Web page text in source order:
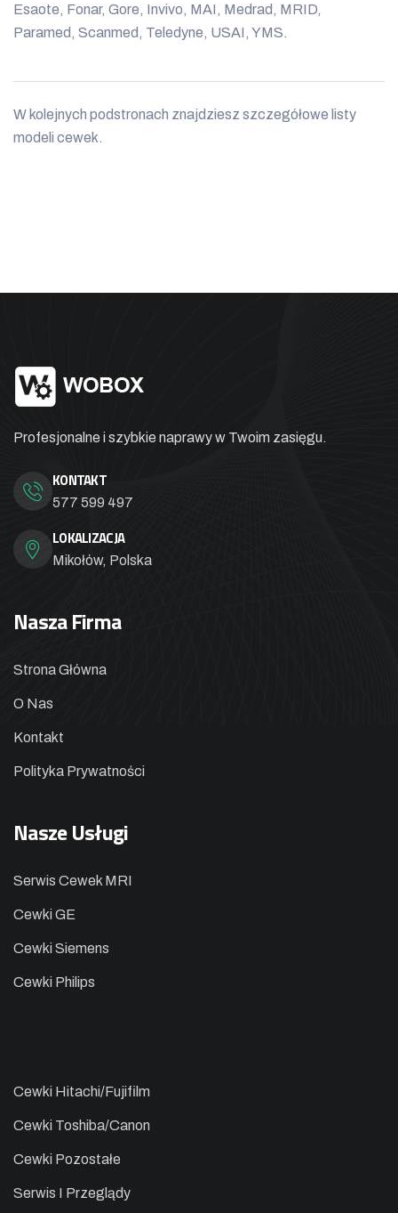
Esaote, Fonar, Gore, Invivo, MAI, Medrad, MRID,
Paramed, Scanmed, Teledyne, USAI, YMS.
W kolejnych podstronach znajdziesz szczegółowe listy
modeli cewek.
Profesjonalne i szybkie naprawyw Twoim zasięgu.
KONTAKT
577 599 497
LOKALIZACJA
Mikołów, Polska
Nasza Firma
Strona Główna
O Nas
Kontakt
Polityka Prywatności
Nasze Usługi
Serwis Cewek MRI
Cewki GE
Cewki Siemens
Cewki Philips
Cewki Hitachi/Fujifilm
Cewki Toshiba/Canon
Cewki Pozostałe
Serwis I Przeglądy